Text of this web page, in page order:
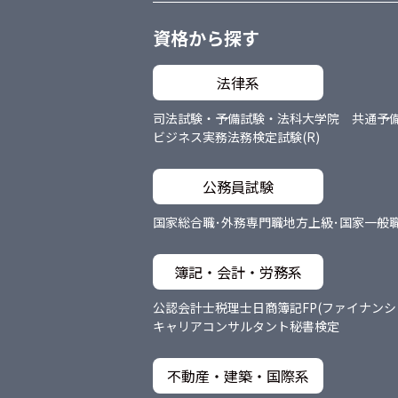
資格から探す
法律系
司法試験・予備試験・法科大学院 共通予
ビジネス実務法務検定試験(R)
公務員試験
国家総合職･外務専門職地方上級･国家一般
簿記・会計・労務系
公認会計士税理士日商簿記FP(ファイナン
キャリアコンサルタント秘書検定
不動産・建築・国際系